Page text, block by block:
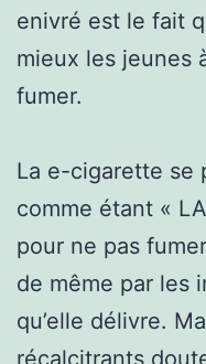
enivré est le fait
mieux les jeunes
fumer.
La e-cigarette se
comme étant «
pour ne pas
de même par les
qu’elle délivre.
récalcitrants